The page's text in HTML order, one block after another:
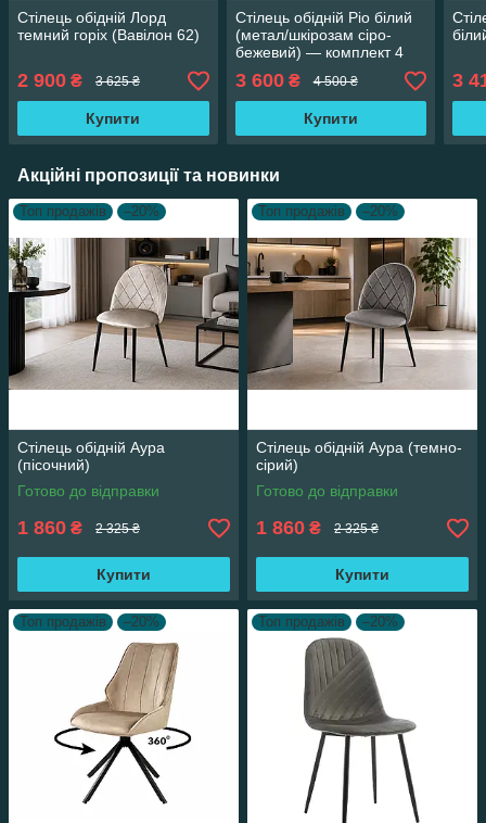
Стілець обідній Лорд
темний горіх (Вавілон 62)
2 900 ₴ 3 625 ₴
Купити
Стілець обідній Ріо білий
(метал/шкірозам сіро-
бежевий) — комплект 4
3 600₴ 4 500 ₴
Купити
3
Акційні пропозиції та новинки
Топ продажів –20%
Стілець обідній Аура
(пісочний)
Готово до відправки
1 860 ₴ 2 325 ₴
Купити
Топ продажів –20%
Стілець обідній Аура (темно-
сірий)
Готово до відправки
1 860 ₴ 2 325 ₴
Купити
Топ продажів –20% Топ продажів –20%